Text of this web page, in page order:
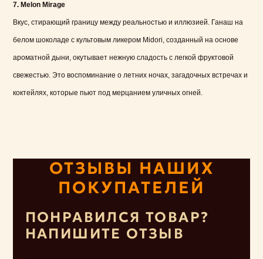
7. Melon Mirage
Вкус, стирающий границу между реальностью и иллюзией. Ганаш на
белом шоколаде с культовым ликером Midori, созданный на основе
ароматной дыни, окутывает нежную сладость с легкой фруктовой
свежестью. Это воспоминание о летних ночах, загадочных встречах и
коктейлях, которые пьют под мерцанием уличных огней.
ОТЗЫВЫ НАШИХ
ПОКУПАТЕЛЕЙ
ПОНРАВИЛСЯ ТОВАР?
НАПИШИТЕ ОТЗЫВ